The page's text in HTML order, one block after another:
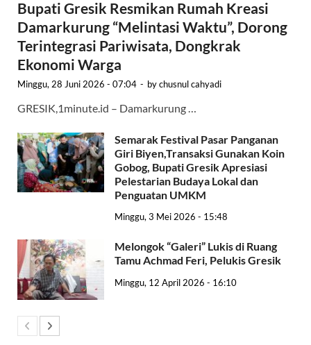
Bupati Gresik Resmikan Rumah Kreasi
Damarkurung “Melintasi Waktu”, Dorong
Terintegrasi Pariwisata, Dongkrak
Ekonomi Warga
Minggu, 28 Juni 2026 - 07:04 - bychusnul cahyadi
GRESIK,1minute.id – Damarkurung …
Semarak Festival Pasar Panganan
Giri Biyen,Transaksi Gunakan Koin
Gobog, Bupati Gresik Apresiasi
Pelestarian Budaya Lokal dan
Penguatan UMKM
Minggu, 3 Mei 2026 - 15:48
Melongok “Galeri” Lukis di Ruang
Tamu Achmad Feri, Pelukis Gresik
Minggu, 12 April 2026 - 16:10